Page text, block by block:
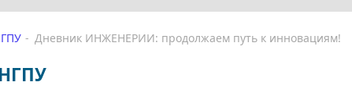
Дневник ИНЖЕНЕРИИ: продолжаем путь к инновациям!